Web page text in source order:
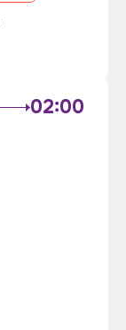
02:00